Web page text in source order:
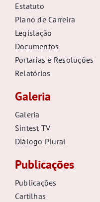
Estatuto
Plano de Carreira
Legislação
Documentos
Portarias e Resoluções
Relatórios
Galeria
Galeria
Sintest TV
Diálogo Plural
Publicações
Publicações
Cartilhas